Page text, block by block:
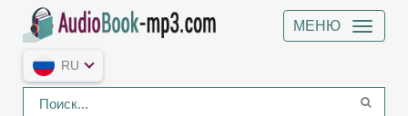
МЕНЮ
RU